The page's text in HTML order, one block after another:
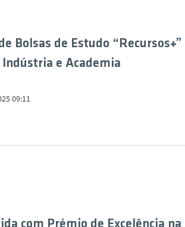
Bolsas de Estudo “Recursos+”
e Academia
09:11